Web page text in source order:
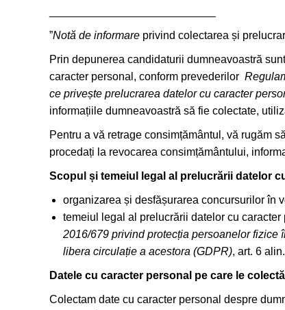
”Notă de informare privind colectarea și
Prin depunerea candidaturii dumneavoastră
caracter personal, conform prevederilor
ce privește prelucrarea datelor cu caracter
informațiile dumneavoastră să fie colectate,
Pentru a vă retrage consimțământul, vă rugăm
procedați la revocarea consimțământului,
Scopul și temeiul legal al prelucrării datelor
organizarea și desfășurarea concursurilor în
temeiul legal al prelucrării datelor cu
2016/679 privind protecția persoanelor fizice
libera circulație a acestora (GDPR), art. 6
Datele cu caracter personal pe care le
Colectam date cu caracter personal despre